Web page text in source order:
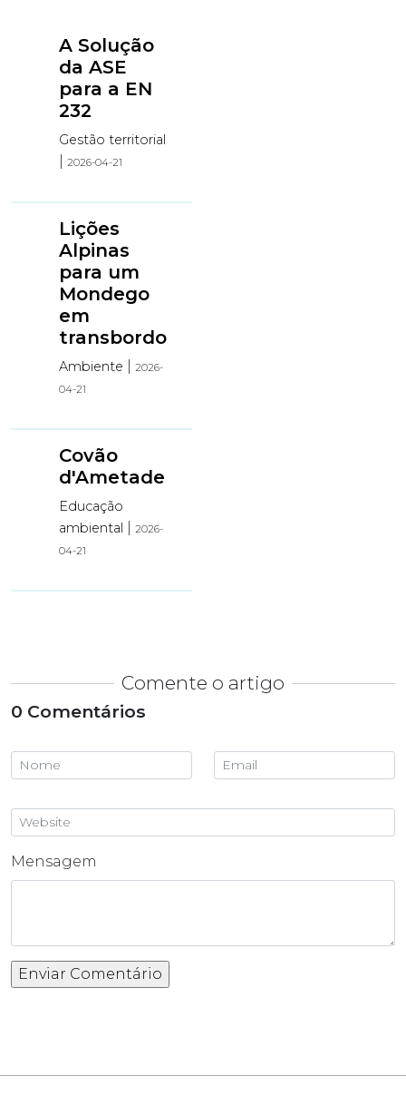
A Solução
da ASE
para a EN
232
Gestão territorial
|2026-04-21
Lições
Alpinas
para um
Mondego
em
transbordo
Ambiente |2026-
04-21
Covão
d'Ametade
Educação
ambiental
|2026-
04-21
Comente o artigo
0 Comentários
Mensagem